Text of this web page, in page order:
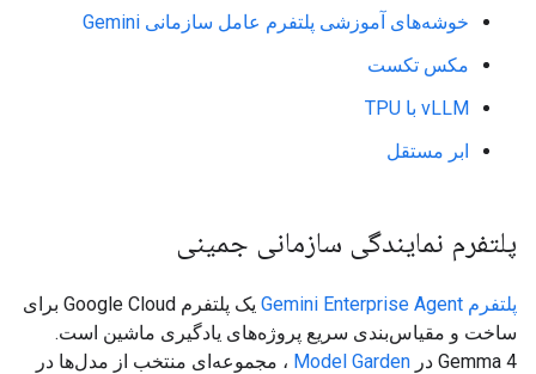
خوشه‌های آموزشی پلتفرم عامل سازمانی Gemini
مکس تکست
vLLM با TPU
ابر مستقل
پلتفرم نمایندگی سازمانی جمینی
پلتفرم Gemini Enterprise Agent
یک پلتفرم Google Cloud برای
ساخت و مقیاس‌بندی سریع پروژه‌های یادگیری ماشین است.
Gemma 4 در
Model Garden ، مجموعه‌ای منتخب از مدل‌ها در